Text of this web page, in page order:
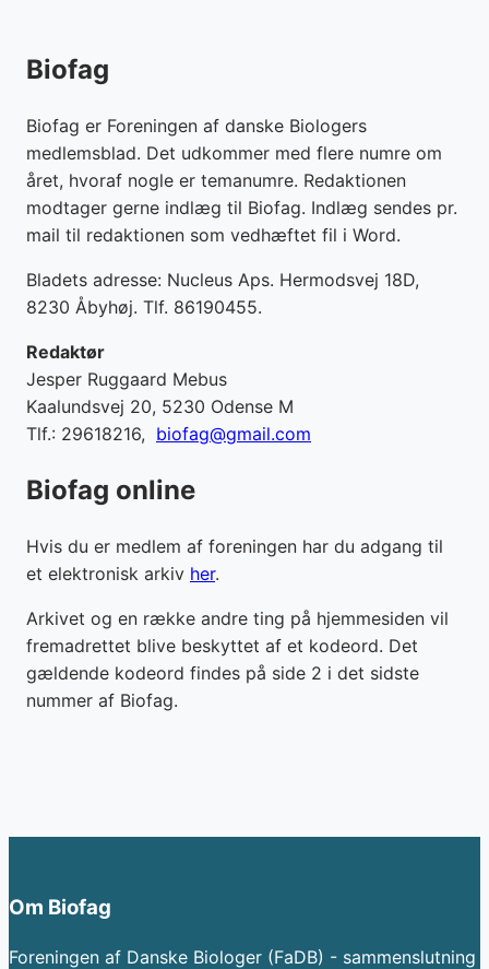
Biofag
Biofag er Foreningen af danske Biologers
medlemsblad. Det udkommer med flere numre om
året, hvoraf nogle er temanumre. Redaktionen
modtager gerne indlæg til Biofag. Indlæg sendes pr.
mail til redaktionen som vedhæftet fil i Word.
Bladets adresse: Nucleus Aps. Hermodsvej 18D,
8230 Åbyhøj. Tlf. 86190455.
Redaktør
Jesper Ruggaard Mebus
Kaalundsvej 20, 5230 Odense M
Tlf.: 29618216, biofag@gmail.com
Biofag online
Hvis du er medlem af foreningen har du adgang til
et elektronisk arkiv her.
Arkivet og en række andre ting på hjemmesiden vil
fremadrettet blive beskyttet af et kodeord. Det
gældende kodeord findes på side 2 i det sidste
nummer af Biofag.
Om Biofag
Foreningen af Danske Biologer (FaDB) - sammenslutning